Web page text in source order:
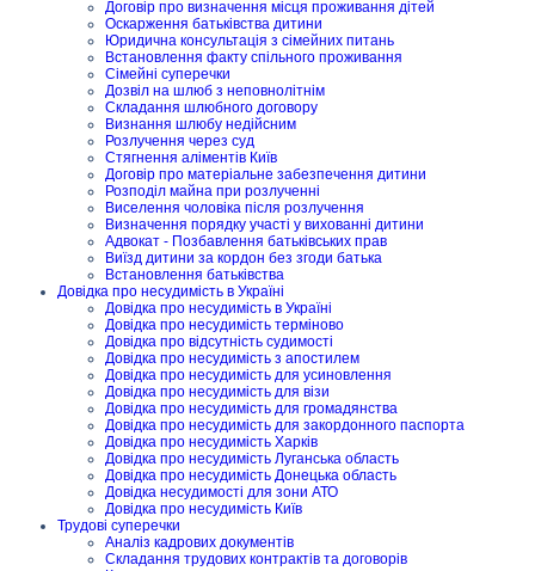
Договір про визначення місця проживання дітей
Оскарження батьківства дитини
Юридична консультація з сімейних питань
Встановлення факту спільного проживання
Сімейні суперечки
Дозвіл на шлюб з неповнолітнім
Складання шлюбного договору
Визнання шлюбу недійсним
Розлучення через суд
Стягнення аліментів Київ
Договір про матеріальне забезпечення дитини
Розподіл майна при розлученні
Виселення чоловіка після розлучення
Визначення порядку участі у вихованні дитини
Адвокат - Позбавлення батьківських прав
Виїзд дитини за кордон без згоди батька
Встановлення батьківства
Довідка про несудимість в Україні
Довідка про несудимість в Україні
Довідка про несудимість терміново
Довідка про відсутність судимості
Довідка про несудимість з апостилем
Довідка про несудимість для усиновлення
Довідка про несудимість для візи
Довідка про несудимість для громадянства
Довідка про несудимість для закордонного паспорта
Довідка про несудимість Харків
Довідка про несудимість Луганська область
Довідка про несудимість Донецька область
Довідка несудимості для зони АТО
Довідка про несудимість Київ
Трудові суперечки
Аналіз кадрових документів
Складання трудових контрактів та договорів